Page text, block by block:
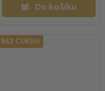
Do košíku
BEZ CUKRU